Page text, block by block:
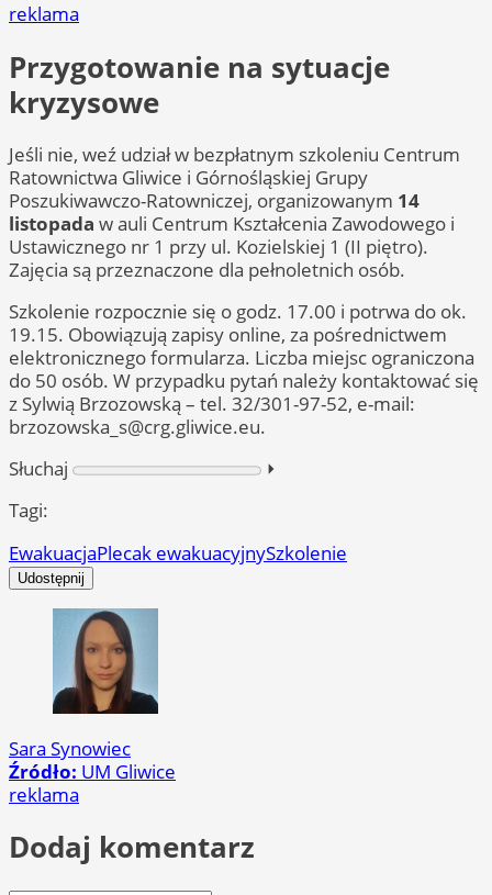
reklama
Przygotowanie na sytuacje
kryzysowe
Jeśli nie, weź udział w bezpłatnym szkoleniu Centrum
Ratownictwa Gliwice i Górnośląskiej Grupy
Poszukiwawczo-Ratowniczej, organizowanym 14
listopada w auli Centrum Kształcenia Zawodowego i
Ustawicznego nr 1 przy ul. Kozielskiej 1 (II piętro).
Zajęcia są przeznaczone dla pełnoletnich osób.
Szkolenie rozpocznie się o godz. 17.00 i potrwa do ok.
19.15. Obowiązują zapisy online, za pośrednictwem
elektronicznego formularza. Liczba miejsc ograniczona
do 50 osób. W przypadku pytań należy kontaktować się
z Sylwią Brzozowską – tel. 32/301-97-52, e-mail:
brzozowska_s@crg.gliwice.eu.
Słuchaj
⏵︎
Tagi:
EwakuacjaPlecak ewakuacyjnySzkolenie
Udostępnij
Sara Synowiec
Źródło: UM Gliwice
reklama
Dodaj komentarz